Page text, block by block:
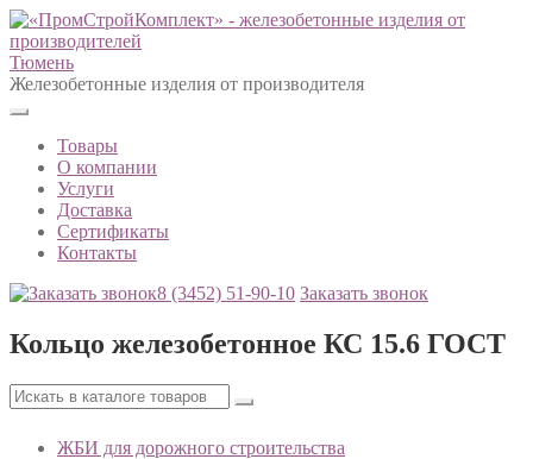
Тюмень
Железобетонные изделия от производителя
Товары
О компании
Услуги
Доставка
Сертификаты
Контакты
8 (3452) 51-90-10 Заказать звонок
Кольцо железобетонное КС 15.6 ГОСТ
ЖБИ для дорожного строительства